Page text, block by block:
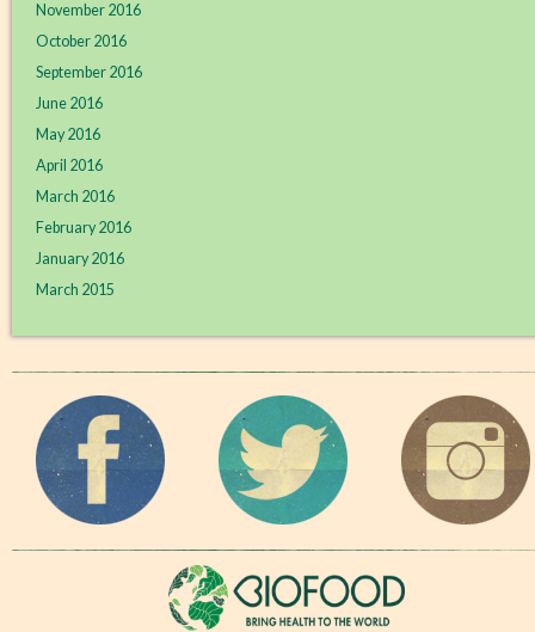
November 2016
October 2016
September 2016
June 2016
May 2016
April 2016
March 2016
February 2016
January 2016
March 2015